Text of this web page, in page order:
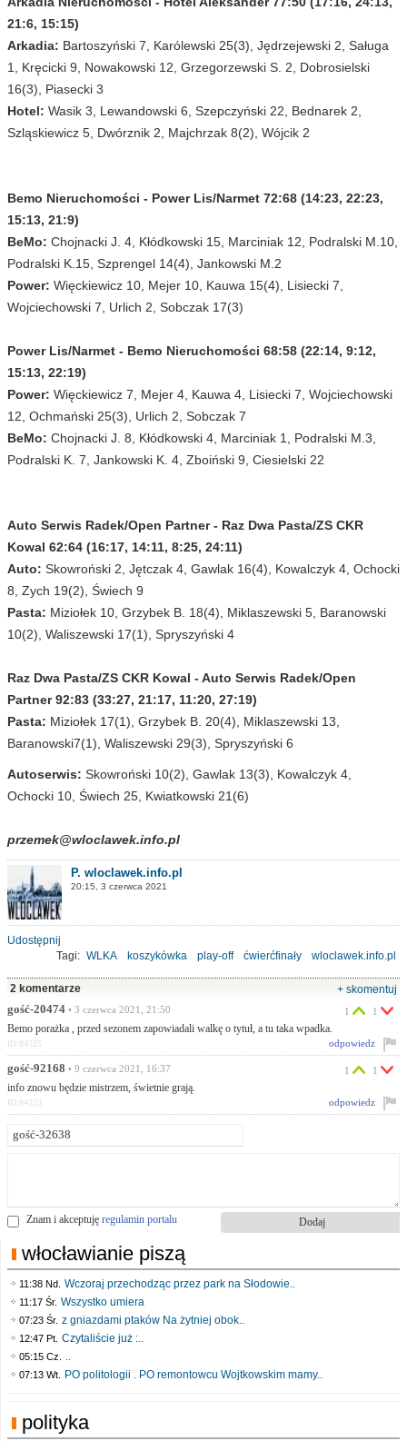
21:6, 15:15)
Arkadia: Bartoszyński 7, Karólewski 25(3), Jędrzejewski 2, Saługa
1, Kręcicki 9, Nowakowski 12, Grzegorzewski S. 2, Dobrosielski
16(3), Piasecki 3
Hotel: Wasik 3, Lewandowski 6, Szepczyński 22, Bednarek 2,
Szląskiewicz 5, Dwórznik 2, Majchrzak 8(2), Wójcik 2
Bemo Nieruchomości - Power Lis/Narmet 72:68 (14:23, 22:23,
15:13, 21:9)
BeMo: Chojnacki J. 4, Kłódkowski 15, Marciniak 12, Podralski M.10,
Podralski K.15, Szprengel 14(4), Jankowski M.2
Power: Więckiewicz 10, Mejer 10, Kauwa 15(4), Lisiecki 7,
Wojciechowski 7, Urlich 2, Sobczak 17(3)
Power Lis/Narmet - Bemo Nieruchomości 68:58 (22:14, 9:12,
15:13, 22:19)
Power: Więckiewicz 7, Mejer 4, Kauwa 4, Lisiecki 7, Wojciechowski
12, Ochmański 25(3), Urlich 2, Sobczak 7
BeMo: Chojnacki J. 8, Kłódkowski 4, Marciniak 1, Podralski M.3,
Podralski K. 7, Jankowski K. 4, Zboiński 9, Ciesielski 22
Auto Serwis Radek/Open Partner - Raz Dwa Pasta/ZS CKR
Kowal 62:64 (16:17, 14:11, 8:25, 24:11)
Auto: Skowroński 2, Jętczak 4, Gawlak 16(4), Kowalczyk 4, Ochocki
8, Zych 19(2), Świech 9
Pasta: Miziołek 10, Grzybek B. 18(4), Miklaszewski 5, Baranowski
10(2), Waliszewski 17(1), Spryszyński 4
Raz Dwa Pasta/ZS CKR Kowal - Auto Serwis Radek/Open
Partner 92:83 (33:27, 21:17, 11:20, 27:19)
Pasta: Miziołek 17(1), Grzybek B. 20(4), Miklaszewski 13,
Baranowski7(1), Waliszewski 29(3), Spryszyński 6
Autoserwis: Skowroński 10(2), Gawlak 13(3), Kowalczyk 4,
Ochocki 10, Świech 25, Kwiatkowski 21(6)
przemek@wloclawek.info.pl
P. wloclawek.info.pl
20:15, 3 czerwca 2021
Udostępnij
Tagi: WLKA koszykówka play-off ćwierćfinały
wloclawek.info.pl
awans
2 komentarze
+ skomentuj
gość-20474 • 3 czerwca 2021, 21:50
Bemo porażka , przed sezonem zapowiadali walkę o tytuł, a tu taka wpadka.
1 1
odpowiedz
ID:84325
gość-92168 • 9 czerwca 2021, 16:37
info znowu będzie mistrzem, świetnie grają.
1 1
odpowiedz
ID:84333
Znam i akceptuję regulamin portalu
włocławianie piszą
11:38 Nd. Wczoraj przechodząc przez park na Słodowie..
11:17 Śr. Wszystko umiera
07:23 Śr. z gniazdami ptaków Na żytniej obok..
12:47 Pt. Czytaliście już :..
05:15 Cz. ..
07:13 Wt. PO politologii . PO remontowcu Wojtkowskim mamy..
polityka